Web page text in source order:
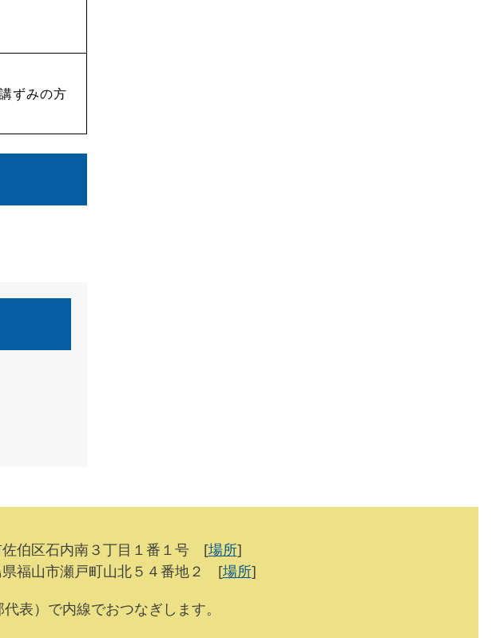
ずみの方
伯区石内南３丁目１番１号 [場所]
福山市瀬戸町山北５４番地２ [場所]
表）で内線でおつなぎします。